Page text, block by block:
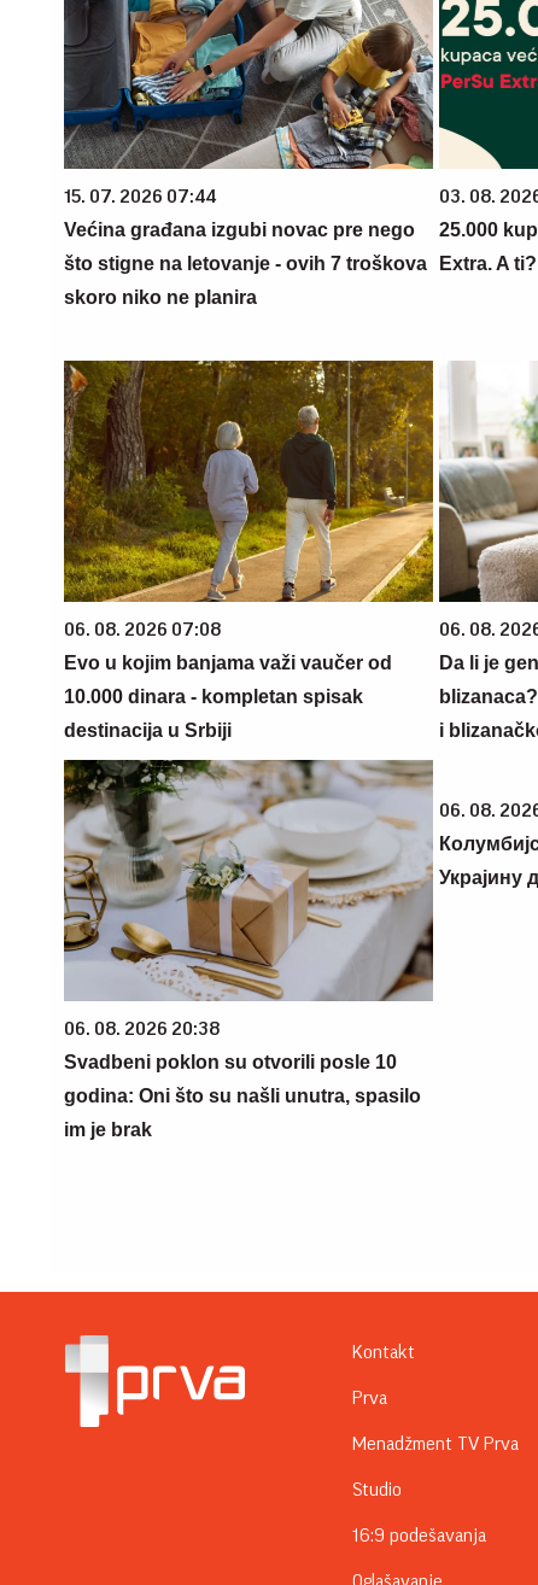
15. 07. 2026 07:44
Većina građana izgubi novac pre nego
što stigne na letovanje - ovih 7 troškova
skoro niko ne planira
03. 08.
25.000
Extra. A
06. 08. 2026 07:08
Evo u kojim banjama važi vaučer od
10.000 dinara - kompletan spisak
destinacija u Srbiji
06. 08.
Da li je
i
06. 08. 2026 20:38
Svadbeni poklon su otvorili posle 10
godina: Oni što su našli unutra, spasilo
im je brak
06. 08.
Украјину
Kontakt
Prva
Menadžment TV Prva
Studio
16:9 podešavanja